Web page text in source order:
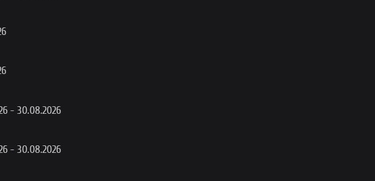
- 30.08.2026
- 30.08.2026